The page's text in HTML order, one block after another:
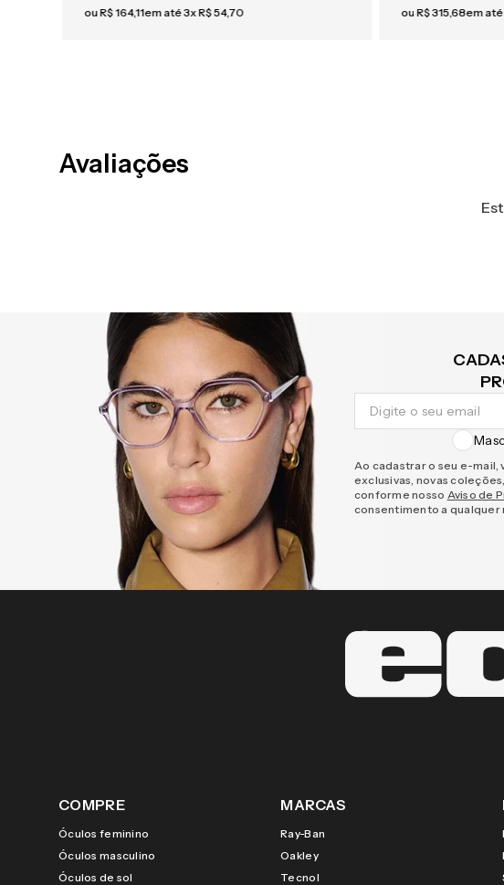
ouR$164,11em até3xR$54,70
ouR$315,68em
Avaliações
Ao cadastrar o seu e-
exclusivas, novas
conforme nosso Aviso de
consentimento a qualquer
COMPRE
Óculos feminino
Óculos masculino
Óculos de sol
MARCAS
Ray-Ban
Oakley
Tecnol